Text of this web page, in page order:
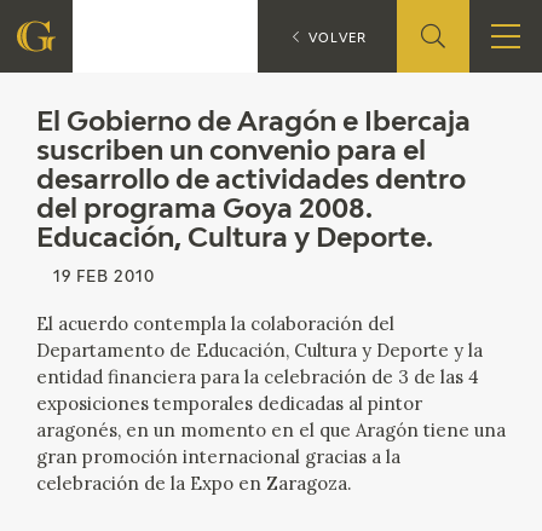
FUNDACIÓN
QUIENES SOMOS
CENTRO DE INVESTIGACIÓN Y DOCUMENTACIÓN
SEDE
CONTACTO
PROGRAMACIÓN
El Gobierno de Aragón e Ibercaja
suscriben un convenio para el
desarrollo de actividades dentro
del programa Goya 2008.
Educación, Cultura y Deporte.
19 FEB 2010
El acuerdo contempla la colaboración del
Departamento de Educación, Cultura y Deporte y la
entidad financiera para la celebración de 3 de las 4
exposiciones temporales dedicadas al pintor
aragonés, en un momento en el que Aragón tiene una
gran promoción internacional gracias a la
celebración de la Expo en Zaragoza.
El Gobierno de Aragón e
VOLVER